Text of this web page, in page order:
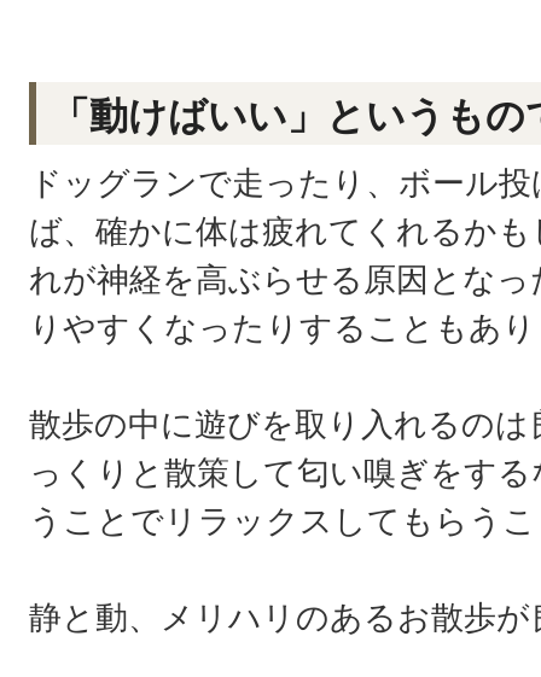
「動けばいい」というも
ドッグランで走ったり、ボール
ば、確かに体は疲れてくれるか
れが神経を高ぶらせる原因とな
りやすくなったりすることもあ
散歩の中に遊びを取り入れるの
っくりと散策して匂い嗅ぎをす
うことでリラックスしてもらう
静と動、メリハリのあるお散歩